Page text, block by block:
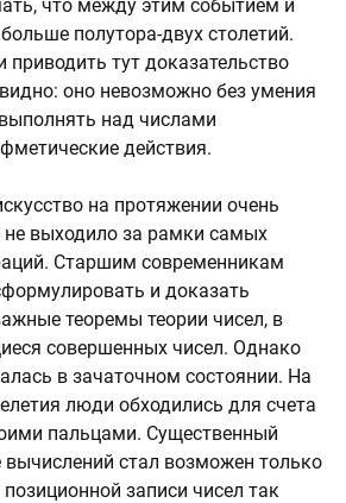
что между этим событием и
полутора-двух столетий.
приводить тут доказательство
оно невозможно без умения
над числами
действия.
на протяжении очень
не выходило за рамки самых
Старшим современникам
и доказать
теоремы теории чисел, в
совершенных чисел. Однако
в зачаточном состоянии. На
люди обходились для счета
пальцами. Существенный
вычислений стал возможен только
записи чисел так